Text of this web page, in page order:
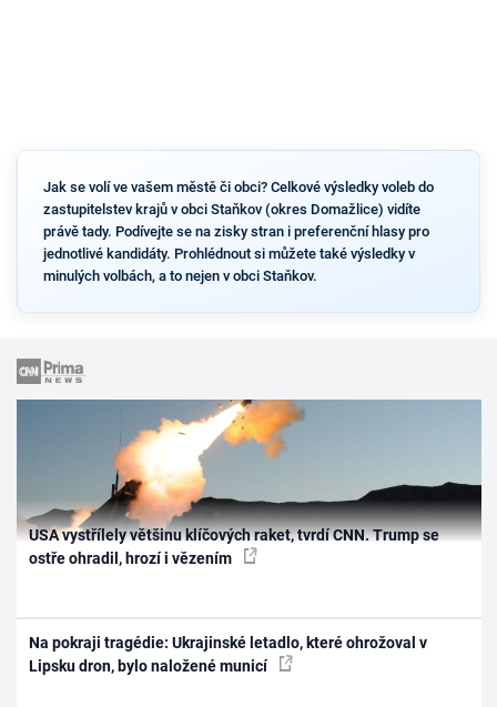
Jak se volí ve vašem městě či obci? Celkové výsledky voleb do
zastupitelstev krajů v obci Staňkov (okres Domažlice) vidíte
právě tady. Podívejte se na zisky stran i preferenční hlasy pro
jednotlivé kandidáty. Prohlédnout si můžete také výsledky v
minulých volbách, a to nejen v obci Staňkov.
USA vystřílely většinu klíčových raket, tvrdí CNN. Trump se
ostře ohradil, hrozí i vězením
Na pokraji tragédie: Ukrajinské letadlo, které ohrožoval v
Lipsku dron, bylo naložené municí